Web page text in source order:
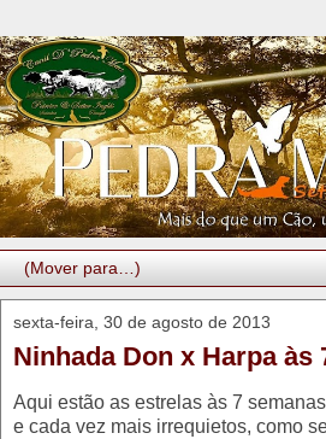
sexta-feira, 30 de agosto de 2013
Ninhada Don x Harpa às
Aqui estão as estrelas às 7
e cada vez mais irrequietos, como